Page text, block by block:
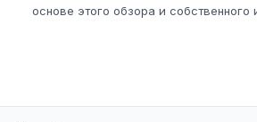
основе этого обзора и собственного